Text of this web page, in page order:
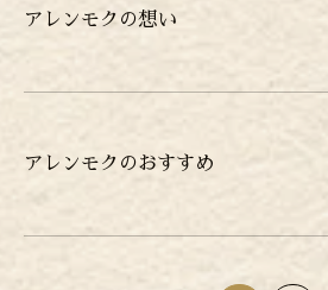
アレンモクの想い
アレンモクのおすすめ